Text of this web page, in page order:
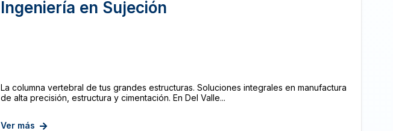
Ingeniería en Sujeción
La columna vertebral de tus grandes estructuras. Soluciones integrales en manufactura
de alta precisión, estructura y cimentación. En Del Valle...
Ver más